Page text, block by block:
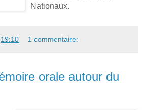
Nationaux.
19:10 1 commentaire:
orale autour du